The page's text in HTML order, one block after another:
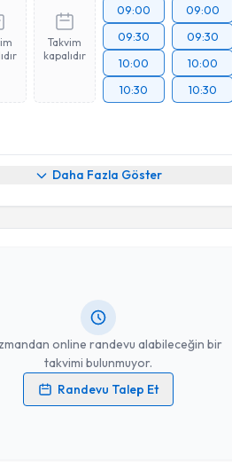
Takvim
kapalıdır
09:00
09:30
10:00
10:30
09:00
09:30
10:00
10:30
Daha Fazla Göster
online randevu alabileceğin bir
takvimi bulunmuyor.
Randevu Talep Et
Talebi
Örnek
işlenmesine ilişkinAydınlatma Metni